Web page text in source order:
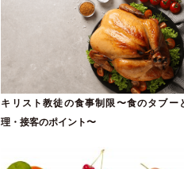
キリスト教徒の食事制限〜食のタブー
理・接客のポイント〜